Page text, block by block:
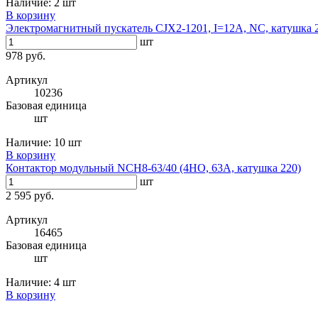
В корзину
Электромагнитный пускатель CJX2-1201, I=12A, NC, катушка
шт
978 руб.
Артикул
10236
Базовая единица
шт
Наличие: 10 шт
В корзину
Контактор модульный NCH8-63/40 (4НО, 63А, катушка 220)
шт
2 595 руб.
Артикул
16465
Базовая единица
шт
Наличие: 4 шт
В корзину